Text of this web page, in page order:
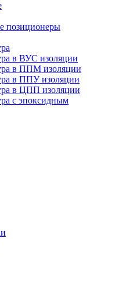
позиционеры
в ВУС изоляции
в ППМ изоляции
в ППУ изоляции
в ЦПП изоляции
с эпоксидным